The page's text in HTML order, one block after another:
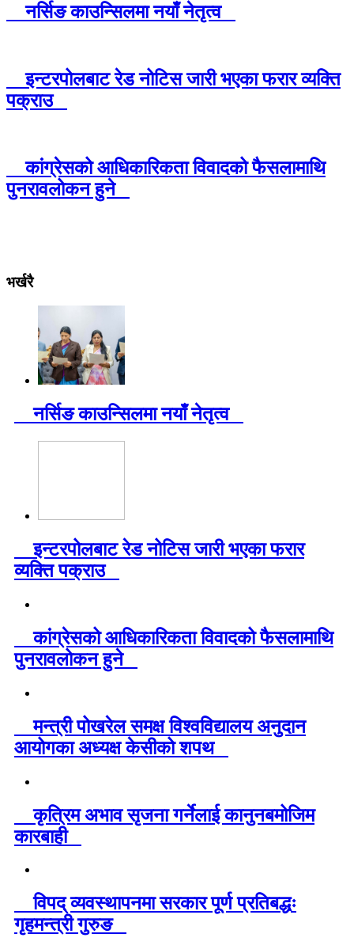
नर्सिङ काउन्सिलमा नयाँ नेतृत्व
इन्टरपोलबाट रेड नोटिस जारी भएका फरार व्यक्ति
पक्राउ
कांग्रेसको आधिकारिकता विवादको फैसलामाथि
पुनरावलोकन हुने
भर्खरै
नर्सिङ काउन्सिलमा नयाँ नेतृत्व
इन्टरपोलबाट रेड नोटिस जारी भएका फरार
व्यक्ति पक्राउ
कांग्रेसको आधिकारिकता विवादको फैसलामाथि
पुनरावलोकन हुने
मन्त्री पोखरेल समक्ष विश्वविद्यालय अनुदान
आयोगका अध्यक्ष केसीको शपथ
कृत्रिम अभाव सृजना गर्नेलाई कानुनबमोजिम
कारबाही
विपद् व्यवस्थापनमा सरकार पूर्ण प्रतिबद्धः
गृहमन्त्री गुरुङ